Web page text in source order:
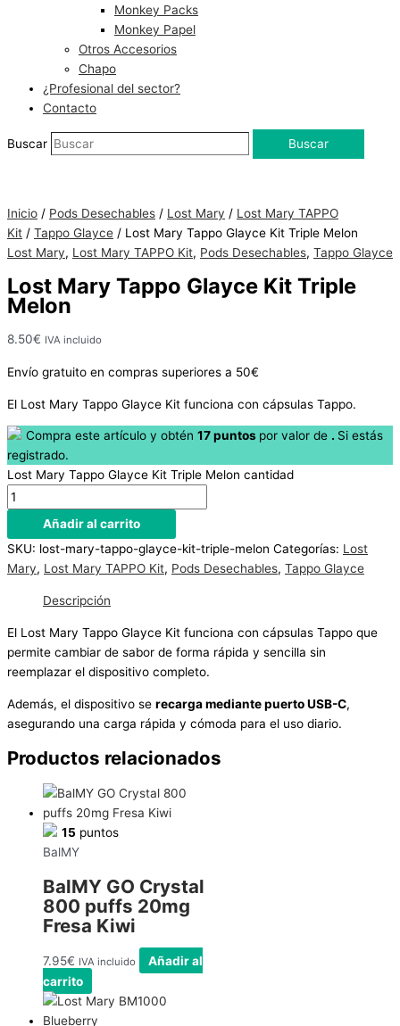
Monkey Packs
Monkey Papel
Otros Accesorios
Chapo
¿Profesional del sector?
Contacto
Buscar Buscar
existencias
Inicio / Pods Desechables / Lost Mary / Lost Mary TAPPO
Kit / Tappo Glayce / Lost Mary Tappo Glayce Kit Triple Melon
Lost Mary, Lost Mary TAPPO Kit, Pods Desechables, Tappo Glayce
Lost Mary Tappo Glayce Kit Triple
Melon
8.50€ IVA incluido
Envío gratuito en compras superiores a 50€
El Lost Mary Tappo Glayce Kit funciona con cápsulas Tappo.
Compra este artículo y obtén 17puntos por valor de . Si estás
registrado.
Lost Mary Tappo Glayce Kit Triple Melon cantidad
Añadir al carrito
SKU: lost-mary-tappo-glayce-kit-triple-melon Categorías: Lost
Mary, Lost Mary TAPPO Kit, Pods Desechables, Tappo Glayce
Descripción
El Lost Mary Tappo Glayce Kit funciona con cápsulas Tappo que
permite cambiar de sabor de forma rápida y sencilla sin
reemplazar el dispositivo completo.
Además, el dispositivo se recarga mediante puerto USB-C,
asegurando una carga rápida y cómoda para el uso diario.
Productos relacionados
15 puntos
BalMY
BalMY GO Crystal
800 puffs 20mg
Fresa Kiwi
7.95€ IVA incluido
Añadir al
carrito